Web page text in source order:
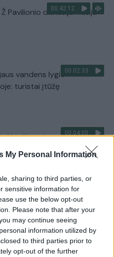
My Personal Information
sharing to third parties, or
sensitive information for
use the below opt-out
Please note that after your
may continue seeing
information utilized by
to third parties prior to
opt-out of the further
00:42:12
Pavilionio diskusija: Rusija
00:02:33
vandens lygio –
turistai įtūžę
00:04:00
įspėja apie pavojingą